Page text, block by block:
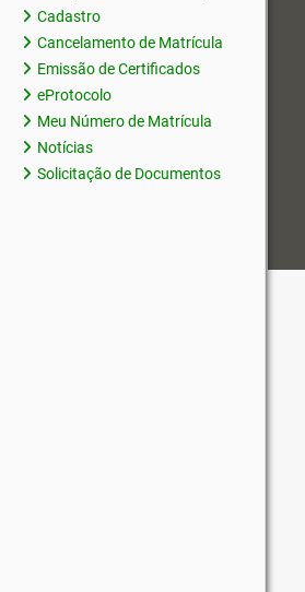
Cadastro
Cancelamento de Matrícula
Emissão de Certificados
eProtocolo
Meu Número de Matrícula
Notícias
Solicitação de Documentos